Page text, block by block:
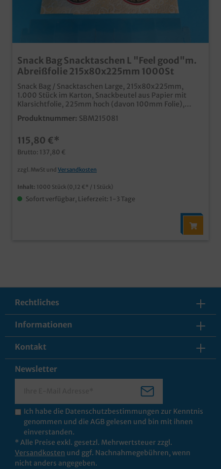
Snack Bag Snacktaschen L "Feel good"m.
Abreißfolie 215x80x225mm 1000St
Snack Bag / Snacktaschen Large, 215x80x225mm,
1.000 Stück im Karton, Snackbeutel aus Papier mit
Klarsichtfolie, 225mm hoch (davon 100mm Folie),
Folieteil abreißbar, bequemer und sauberer Genuss für
unterwegs im Neutralmotiv "Feel good" FETTDICHT,
"Made in Germany" auch in Ihrem eigenen Motiv
bedruckbar, unser Kundenservice berät Sie gern
Produktnummer: SBM215081
115,80 €*
Brutto: 137,80 €
zzgl. MwSt und Versandkosten
Inhalt: 1000 Stück (0,12 €* / 1 Stück)
Sofort verfügbar, Lieferzeit: 1-3 Tage
Rechtliches
Informationen
Kontakt
Newsletter
Ich habe die Datenschutzbestimmungen zur Kenntnis
genommen und die AGB gelesen und bin mit ihnen
einverstanden.
* Alle Preise exkl. gesetzl. Mehrwertsteuer zzgl.
Versandkosten und ggf. Nachnahmegebühren, wenn
nicht anders angegeben.